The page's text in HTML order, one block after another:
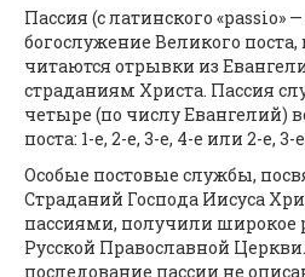
Пассия (с латинского «passio»
богослужение Великого поста,
читаются отрывки из
страданиям Христа. Пассия
четыре (по числу Евангелий)
поста: 1-е, 2-е, 3-е, 4-е или 2-е, 3-
Особые постовые службы,
Страданий Господа Иисуса
пассиями, получили широкое
Русской Православной
последование пассии не